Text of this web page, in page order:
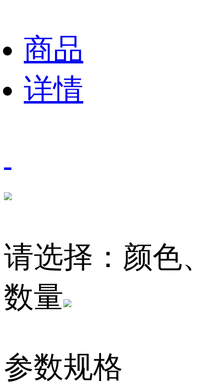
商品
详情
请选择：颜色、
数量
参数规格